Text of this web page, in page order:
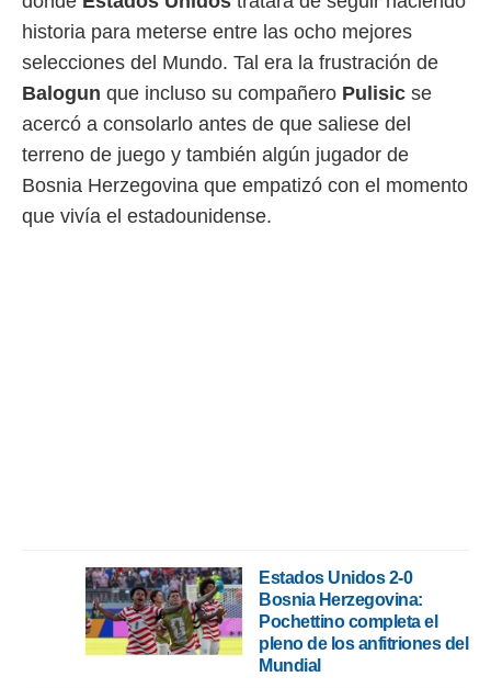
IP
de
posible
traten tus
en
interés
Para
su
u
historia para meterse entre las ocho mejores
selecciones del Mundo. Tal era la frustración de
Balogun que incluso su compañero Pulisic se
acercó a consolarlo antes de que saliese del
terreno de juego y también algún jugador de
Bosnia Herzegovina que empatizó con el momento
que vivía el estadounidense.
Estados Unidos 2-0
Bosnia Herzegovina:
Pochettino completa el
pleno de los anfitriones del
Mundial